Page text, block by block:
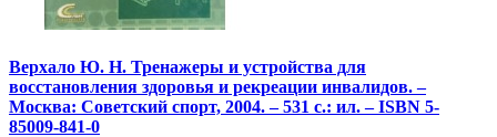
Верхало Ю. Н. Тренажеры и устройства для
восстановления здоровья и рекреации инвалидов. –
Москва: Советский спорт, 2004. – 531 с.: ил. – ISBN 5-
85009-841-0